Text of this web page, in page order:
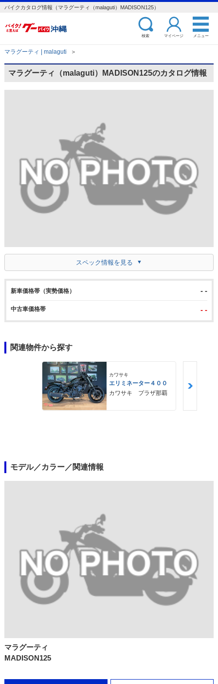
バイクカタログ情報（マラグーティ（malaguti）MADISON125）
検索 マイページ メニュー
マラグーティ | malaguti ＞
マラグーティ（malaguti）MADISON125のカタログ情報
スペック情報を見る
新車価格帯（実勢価格） - -
中古車価格帯 - -
関連物件から探す
カワサキ
エリミネーター４００
カワサキ プラザ那覇
モデル／カラー／関連情報
マラグーティ
MADISON125